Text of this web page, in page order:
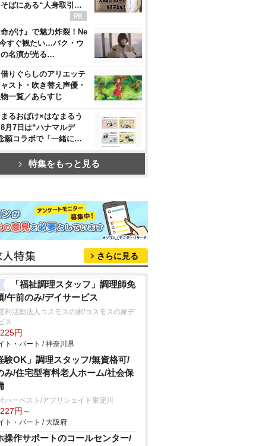
ばにある“人身取引…
命がけ』で魅力炸裂！Ne
すぐ観たい…パク・ウ
の名演が光る…
りぐらしのアリエッテ
スト・吹き替え声優・
一覧／あらすじ
まるおばけ×はなまるう
月7日は“ハナマルデ
願コラボで「一緒に…
特集をもっと見る
さらに見る
「福祉調理スタッフ」調理師免
/午前のみ/デイサービス
利活動法人コスモスの家/コスモスの家デ
ス
円
ト・パート / 神奈川県
験OK」調理スタッフ/無資格可/
み/住宅型有料老人ホーム/社会保
ハーベスト/アプリシェイト東淀川
円～
ト・パート / 大阪府
操作サポートのコールセンター/